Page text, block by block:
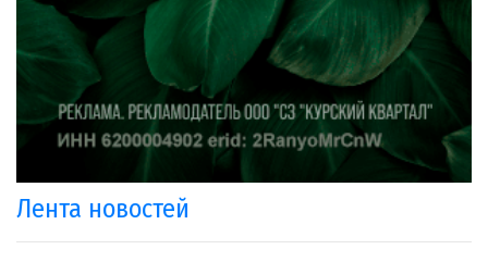
Лента новостей